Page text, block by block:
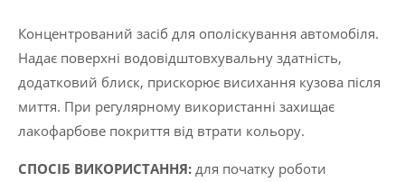
л
кількість
Концентрований засіб для ополіскування автомобіля.
Надає поверхні водовідштовхувальну здатність,
додатковий блиск, прискорює висихання кузова після
миття. При регулярному використанні захищає
лакофарбове покриття від втрати кольору.
СПОСІБ ВИКОРИСТАННЯ: для початку роботи